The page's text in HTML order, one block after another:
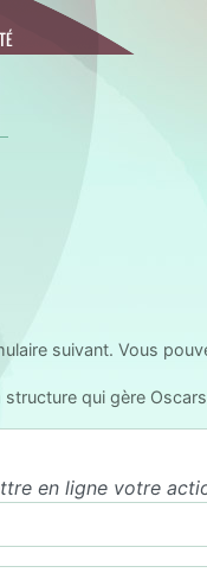
suivant. Vous
qui gère
en ligne votre